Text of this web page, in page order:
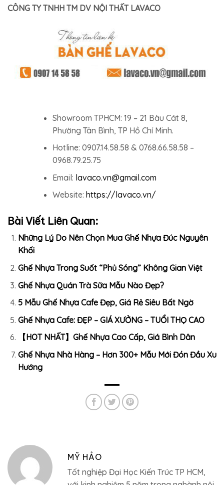
CÔNG TY TNHH TM DV NỘI THẤT LAVACO
Showroom TPHCM: 19 – 21 Bàu Cát 8,
Phường Tân Bình, TP Hồ Chí Minh.
Hotline: 0907.14.58.58 & 0768.66.58.58 –
0968.79.25.75
Email: lavaco.vn@gmail.com
Website: https://lavaco.vn/
Bài Viết Liên Quan:
Những Lý Do Nên Chọn Mua Ghế Nhựa Đúc Nguyên
Khối
Ghế Nhựa Trong Suốt “Phủ Sóng” Không Gian Việt
Ghế Nhựa Quán Trà Sữa Mẫu Nào Đẹp?
5 Mẫu Ghế Nhựa Cafe Đẹp, Giá Rẻ Siêu Bất Ngờ
Ghế Nhựa Cafe: ĐẸP – GIÁ XƯỞNG – TUỔI THỌ CAO
【HOT NHẤT】Ghế Nhựa Cao Cấp, Giá Bình Dân
Ghế Nhựa Nhà Hàng – Hơn 300+ Mẫu Mới Đón Đầu Xu
Hướng
MỸ HẢO
Tốt nghiệp Đại Học Kiến Trúc TP HCM,